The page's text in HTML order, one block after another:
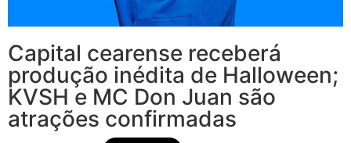
Capital cearense receberá
produção inédita de Halloween;
KVSH e MC Don Juan são
atrações confirmadas